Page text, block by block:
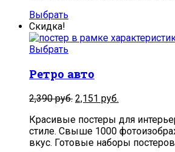
Выбрать
Скидка!
Выбрать
Ретро авто
2,390руб. 2,151 руб.
Красивые постеры для
стиле. Свыше 1000
вкус. Готовые наборы